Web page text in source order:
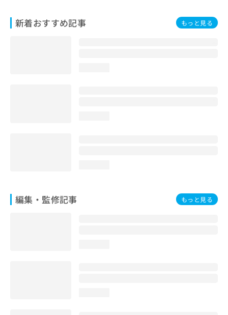
新着おすすめ記事 もっと見る
編集・監修記事 もっと見る
問
い